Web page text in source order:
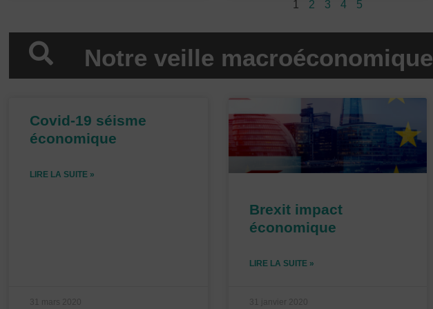
1 2 3 4 5
Notre veille macroéconomique
Covid-19 séisme
économique
LIRE LA SUITE »
31 mars 2020
Brexit impact
économique
LIRE LA SUITE »
31 janvier 2020
P
a
e
a
g
a
e